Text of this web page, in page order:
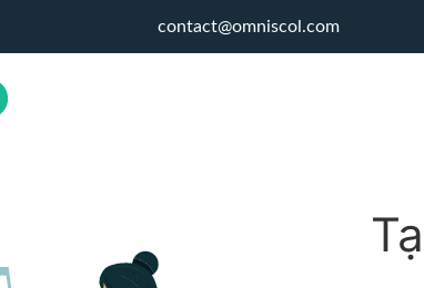
contact@omniscol.com